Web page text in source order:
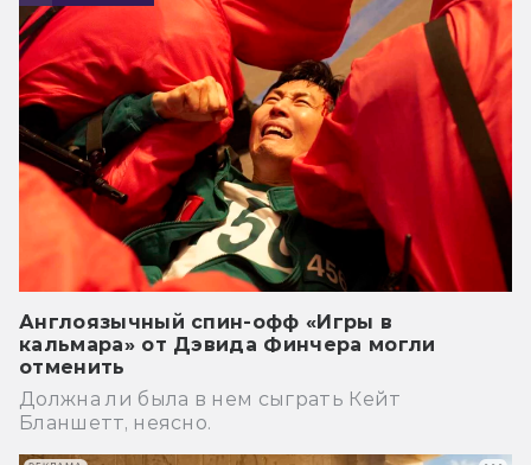
Англоязычный спин-офф «Игры в
кальмара» от Дэвида Финчера могли
отменить
Должна ли была в нем сыграть Кейт
Бланшетт, неясно.